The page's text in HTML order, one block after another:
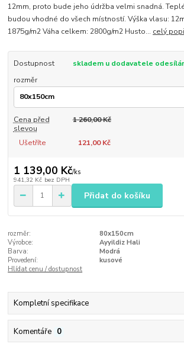
12mm, proto bude jeho údržba velmi snadná.
budou vhodné do všech místností. Výška vlasu:
1875g/m2 Váha celkem: 2800g/m2 Husto... celý
Dostupnost
skladem u dodavatele
rozměr
Cena před
slevou
1 260,00 Kč
Ušetříte 121,00 Kč
1 139,00 Kč/ks
941,32 Kč bez DPH
Přidat do košíku
rozměr:
80x150cm
Výrobce:
Ayyildiz Hali
Barva:
Modrá
Provedení:
kusové
Hlídat cenu / dostupnost
Kompletní specifikace
Komentáře 0